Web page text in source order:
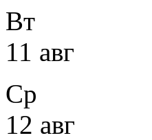
Вт
11 авг
Ср
12 авг